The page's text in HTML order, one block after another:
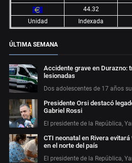
44.32
Unidad
Indexada
ÚLTIMA SEMANA
Accidente grave en Durazno:
lesionadas
Dos adolescentes de 17 años
Presidente Orsi destacó
Gabriel Rossi
El presidente de la República,
CTI neonatal en Rivera
en el norte del país
El presidente de la República,